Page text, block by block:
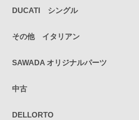
DUCATI シングル
その他 イタリアン
SAWADA オリジナルパーツ
中古
DELLORTO